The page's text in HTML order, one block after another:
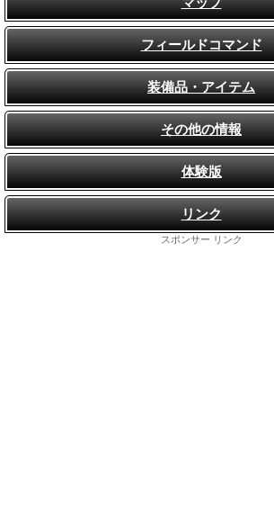
フィールドコマンド
装備品・アイテム
その他の情報
体験版
リンク
スポンサー リンク